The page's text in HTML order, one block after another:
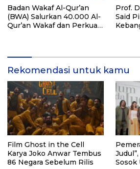
Badan Wakaf Al-Qur’an
(BWA) Salurkan 40.000 Al-
Qur’an Wakaf dan Perkuat
Prof.
Said
Rekomendasi untuk kamu
Film Ghost in the Cell
Karya Joko Anwar Tembus
86 Negara Sebelum Rilis
Sosok